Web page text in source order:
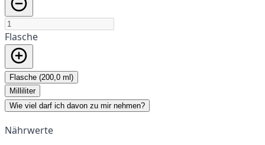
Flasche
Flasche (200,0 ml)
Milliliter
Wie viel darf ich davon zu mir nehmen?
Nährwerte